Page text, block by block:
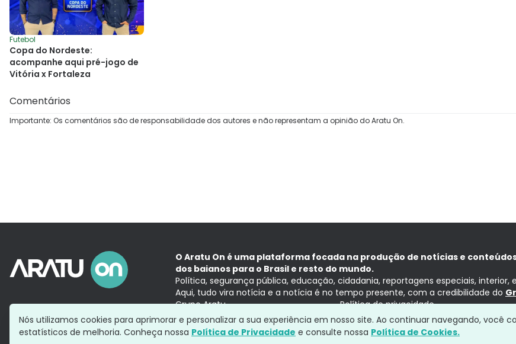
Futebol
Copa do Nordeste:
acompanhe aqui pré-jogo de
Vitória x Fortaleza
Comentários
Importante: Os comentários são de responsabilidade dos autores e não representam a opinião do Aratu On.
O Aratu On é uma plataforma focada na produção de notícias e
dos baianos para o Brasil e resto do mundo.
Política, segurança pública, educação, cidadania, reportagens especiais,
Aqui, tudo vira notícia e a notícia é no tempo presente, com a credibilidade do
Grupo Aratu
Política de privacidade
Nós utilizamos cookies para aprimorar e personalizar a sua experiência em nosso site. Ao continuar navegando, você
estatísticos de melhoria. Conheça nossa Política de Privacidade e consulte nossa Política de Cookies.